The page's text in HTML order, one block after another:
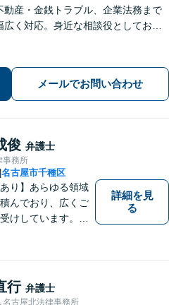
動産・金銭トラブル、企業法務まで
広く対応。身近な相談役としてお悩
め、まずは気軽にご相談ください。
【土日祝対応可、夜間対応可】【オン
イン対応可】
メールでお問い合わせ
俊 弁護士
事務所
名古屋市千種区
あり】あらゆる領域
んでおり、広くご
けしています。ご
対応いたします。
詳細を見
る
行 弁護士
名古屋北法律事務所